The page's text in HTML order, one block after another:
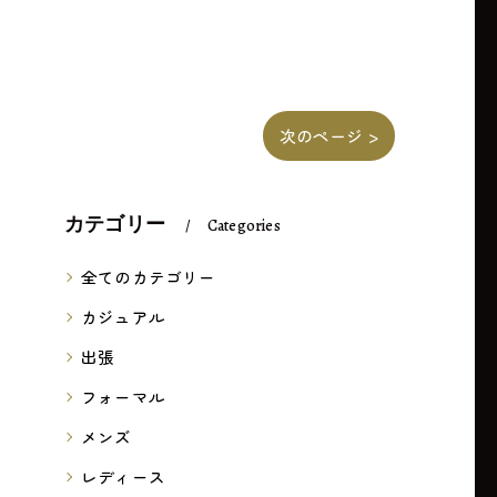
次のページ >
カテゴリー Categories
全てのカテゴリー
カジュアル
出張
フォーマル
メンズ
レディース